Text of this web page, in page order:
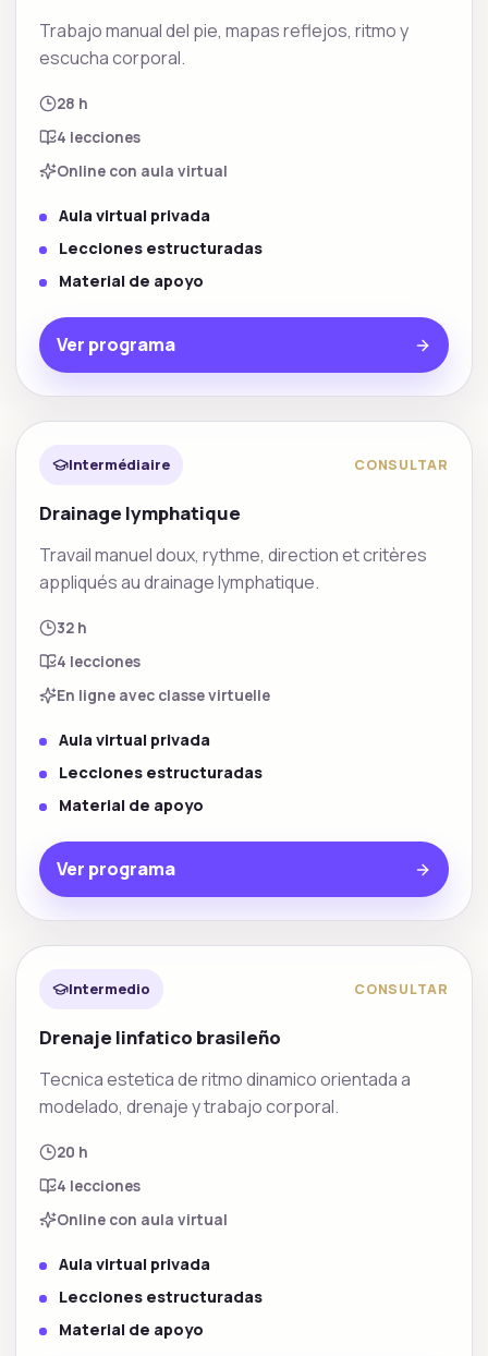
Trabajo manual del pie, mapas reflejos, ritmo y
escucha corporal.
28 h
4 lecciones
Online con aula virtual
Aula virtual privada
Lecciones estructuradas
Material de apoyo
Ver programa
Intermédiaire CONSULTAR
Drainage lymphatique
Travail manuel doux, rythme, direction et critères
appliqués au drainage lymphatique.
32 h
4 lecciones
En ligne avec classe virtuelle
Aula virtual privada
Lecciones estructuradas
Material de apoyo
Ver programa
Intermedio CONSULTAR
Drenaje linfatico brasileño
Tecnica estetica de ritmo dinamico orientada a
modelado, drenaje y trabajo corporal.
20 h
4 lecciones
Online con aula virtual
Aula virtual privada
Lecciones estructuradas
Material de apoyo